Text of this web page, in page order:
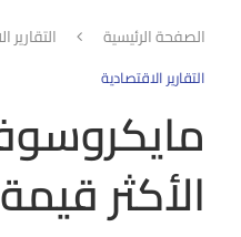
الصفحة الرئيسية التقارير
التقارير الاقتصادية
الأكثر